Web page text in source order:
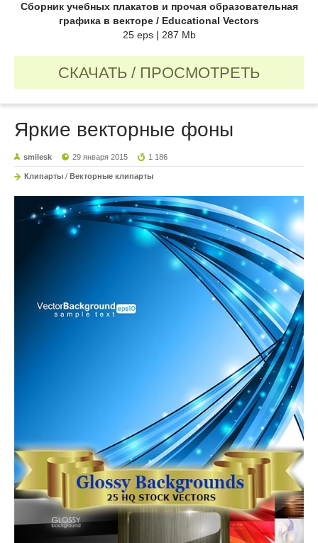
Сборник учебных плакатов и прочая образовательная
графика в векторе / Educational Vectors
25 eps | 287 Mb
СКАЧАТЬ / ПРОСМОТРЕТЬ
Яркие векторные фоны
smilesk 29 января 2015 1 186
Клипарты / Векторные клипарты